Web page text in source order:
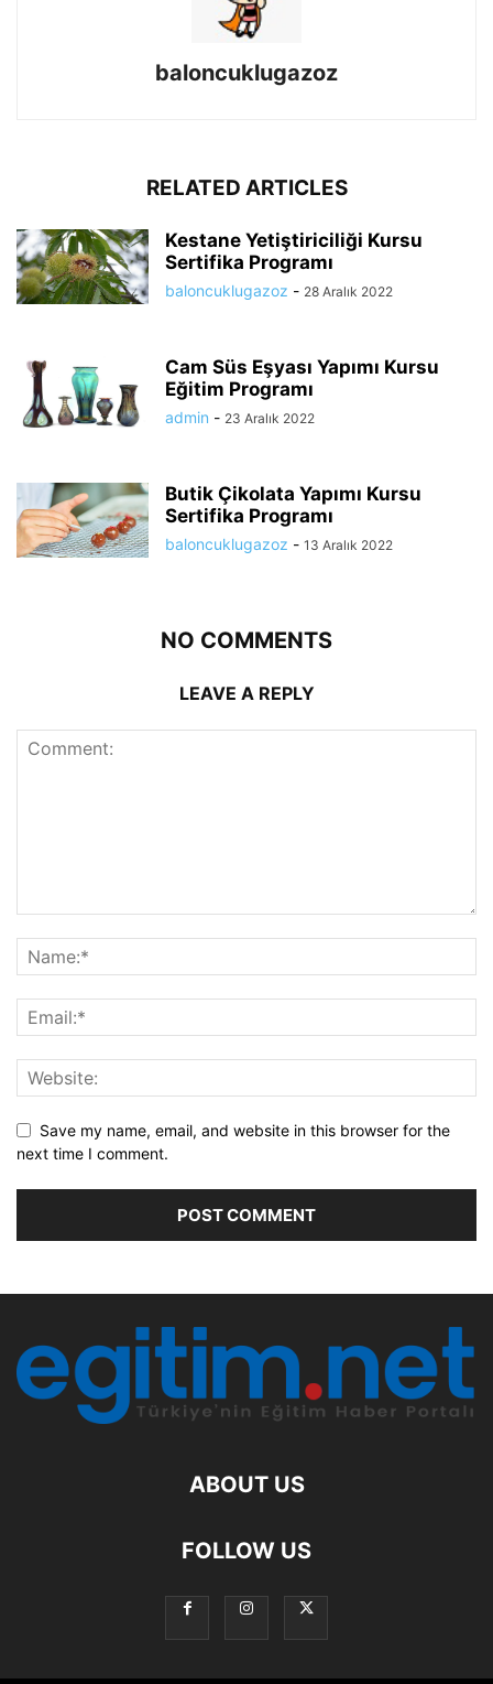
baloncuklugazoz
RELATED ARTICLES
Kestane Yetiştiriciliği Kursu
Sertifika Programı
baloncuklugazoz - 28 Aralık 2022
Cam Süs Eşyası Yapımı Kursu
Eğitim Programı
admin - 23 Aralık 2022
Butik Çikolata Yapımı Kursu
Sertifika Programı
baloncuklugazoz - 13 Aralık 2022
NO COMMENTS
LEAVE A REPLY
Save my name, email, and website in this browser for the
next time I comment.
ABOUT US
FOLLOW US